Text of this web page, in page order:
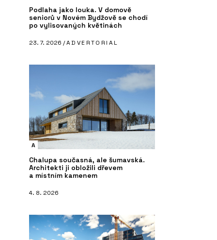
Podlaha jako louka. V domově
seniorů v Novém Bydžově se chodí
po vylisovaných květinách
23. 7. 2026 /ADVERTORIAL
A
Chalupa současná, ale šumavská.
Architekti ji obložili dřevem
a místním kamenem
4. 8. 2026